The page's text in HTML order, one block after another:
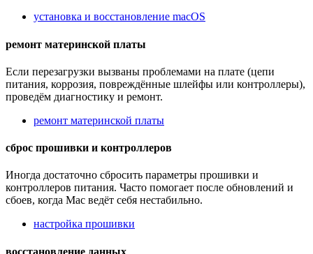
установка и восстановление macOS
ремонт материнской платы
Если перезагрузки вызваны проблемами на плате (цепи
питания, коррозия, повреждённые шлейфы или контроллеры),
проведём диагностику и ремонт.
ремонт материнской платы
сброс прошивки и контроллеров
Иногда достаточно сбросить параметры прошивки и
контроллеров питания. Часто помогает после обновлений и
сбоев, когда Mac ведёт себя нестабильно.
настройка прошивки
восстановление данных